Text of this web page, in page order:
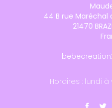
44 B rue Maréchal
21470
Horaires : lundi à